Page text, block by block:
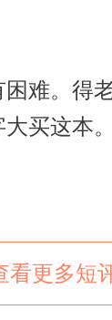
难。得
买这本。
看更多短